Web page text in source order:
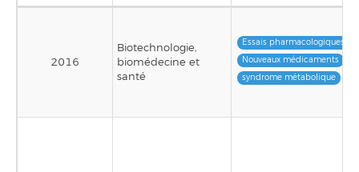
2016
Biotechnologie,
biomédecine et
santé
Essais pharmacologiques
Nouveaux médicaments
syndrome métabolique